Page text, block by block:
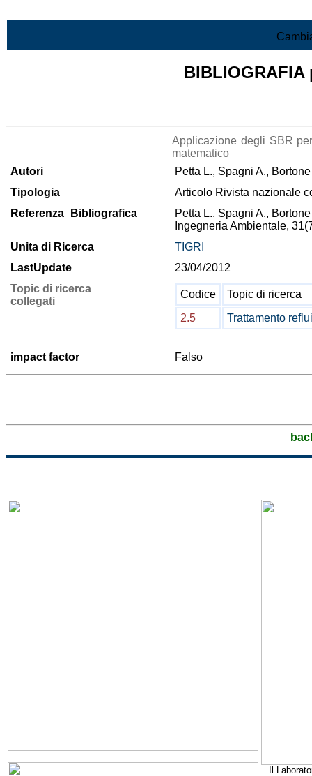
Applicazione degli SBR
matematico
Autori
Petta L., Spagni A.,
Tipologia
Articolo Rivista nazionale
Referenza_Bibliografica
Petta L., Spagni A.,
Ingegneria Ambientale,
Unita di Ricerca
TIGRI
LastUpdate
23/04/2012
Topic di ricerca
collegati
Codice
Topic di ricerca
2.5
Trattamento reflui
impact factor Falso
Il